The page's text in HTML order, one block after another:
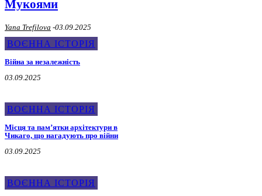
Мукоями
Yana Trefilova -03.09.2025
ВОЄННА ІСТОРІЯ
Війна за незалежність
03.09.2025
ВОЄННА ІСТОРІЯ
Місця та пам’ятки архітектури в
Чикаго, що нагадують про війни
03.09.2025
ВОЄННА ІСТОРІЯ